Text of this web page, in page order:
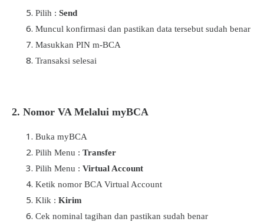
Pilih : Send
Muncul konfirmasi dan pastikan data tersebut sudah benar
Masukkan PIN m-BCA
Transaksi selesai
2. Nomor VA Melalui myBCA
Buka myBCA
Pilih Menu : Transfer
Pilih Menu : Virtual Account
Ketik nomor BCA Virtual Account
Klik : Kirim
Cek nominal tagihan dan pastikan sudah benar